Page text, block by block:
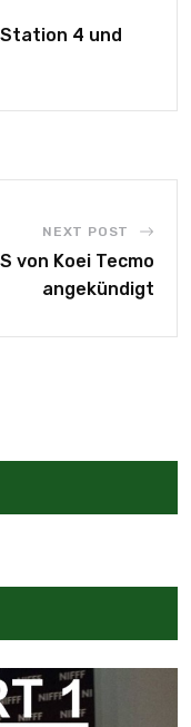
4 und
NEXT POST
von Koei Tecmo
angekündigt